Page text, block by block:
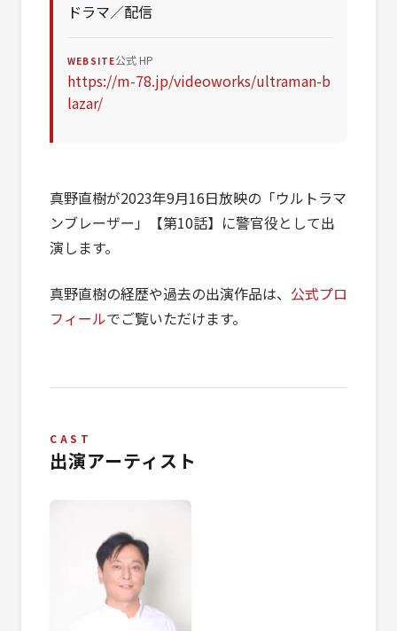
ドラマ／配信
WEBSITE公式 HP
https://m-78.jp/videoworks/ultraman-b
lazar/
真野直樹が2023年9月16日放映の「ウルトラマ
ンブレーザー」【第10話】に警官役として出
演します。
真野直樹の経歴や過去の出演作品は、 公式プロ
フィールでご覧いただけます。
CAST
出演アーティスト